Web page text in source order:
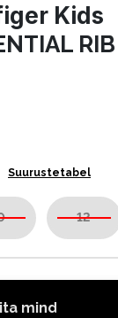
Kids
RIB
Suurustetabel
12
mind